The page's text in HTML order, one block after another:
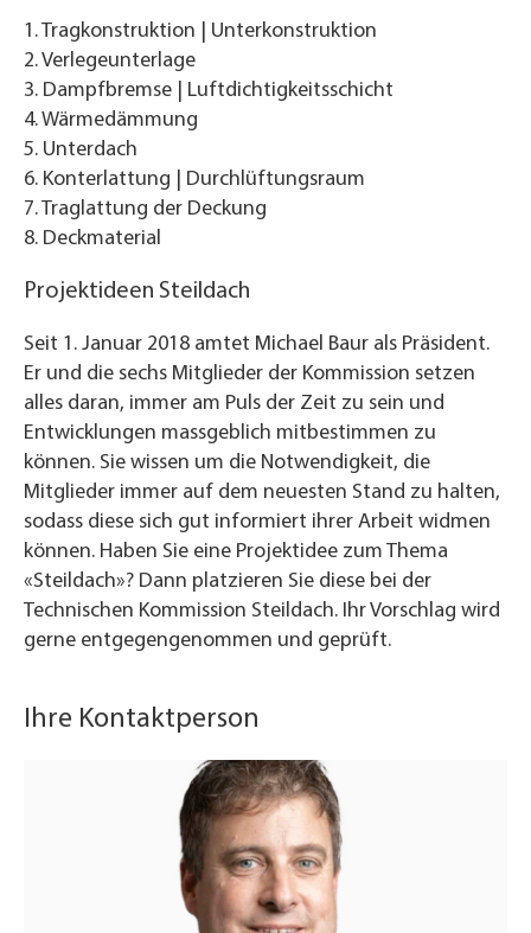
1. Tragkonstruktion | Unterkonstruktion
2. Verlegeunterlage
3. Dampfbremse | Luftdichtigkeitsschicht
4. Wärmedämmung
5. Unterdach
6. Konterlattung | Durchlüftungsraum
7. Traglattung der Deckung
8. Deckmaterial
Projektideen Steildach
Seit 1. Januar 2018 amtet Michael Baur als Präsident.
Er und die sechs Mitglieder der Kommission setzen
alles daran, immer am Puls der Zeit zu sein und
Entwicklungen massgeblich mitbestimmen zu
können. Sie wissen um die Notwendigkeit, die
Mitglieder immer auf dem neuesten Stand zu halten,
sodass diese sich gut informiert ihrer Arbeit widmen
können. Haben Sie eine Projektidee zum Thema
«Steildach»? Dann platzieren Sie diese bei der
Technischen Kommission Steildach. Ihr Vorschlag wird
gerne entgegengenommen und geprüft.
Ihre Kontaktperson